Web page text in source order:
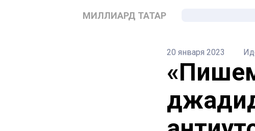
МИЛЛИАРД ТАТАР
20 января 2023